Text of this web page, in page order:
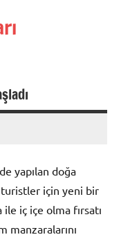
yapılan doğa
için yeni bir
iç içe olma fırsatı
manzaralarını